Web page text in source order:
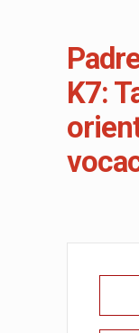
K7: